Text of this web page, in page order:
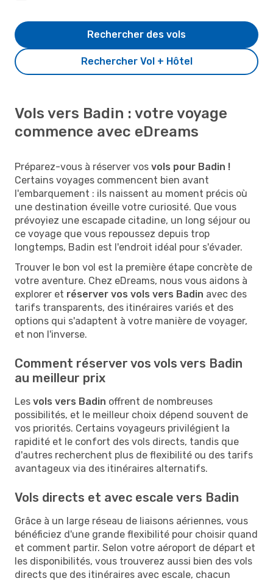
Rechercher Vol + Hôtel
Rechercher des vols
Vols vers Badin : votre voyage
commence avec eDreams
Préparez-vous à réserver vos vols pour Badin !
Certains voyages commencent bien avant
l'embarquement : ils naissent au moment précis où
une destination éveille votre curiosité. Que vous
prévoyiez une escapade citadine, un long séjour ou
ce voyage que vous repoussez depuis trop
longtemps, Badin est l'endroit idéal pour s'évader.
Trouver le bon vol est la première étape concrète de
votre aventure. Chez eDreams, nous vous aidons à
explorer et réserver vos vols vers Badin avec des
tarifs transparents, des itinéraires variés et des
options qui s'adaptent à votre manière de voyager,
et non l'inverse.
Comment réserver vos vols vers Badin
au meilleur prix
Les vols vers Badin offrent de nombreuses
possibilités, et le meilleur choix dépend souvent de
vos priorités. Certains voyageurs privilégient la
rapidité et le confort des vols directs, tandis que
d'autres recherchent plus de flexibilité ou des tarifs
avantageux via des itinéraires alternatifs.
Vols directs et avec escale vers Badin
Grâce à un large réseau de liaisons aériennes, vous
bénéficiez d'une grande flexibilité pour choisir quand
et comment partir. Selon votre aéroport de départ et
les disponibilités, vous trouverez aussi bien des vols
directs que des itinéraires avec escale, chacun